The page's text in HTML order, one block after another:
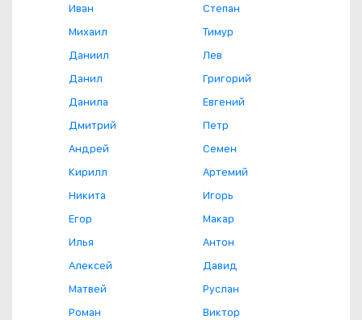
Иван
Михаил
Даниил
Данил
Данила
Дмитрий
Андрей
Кирилл
Никита
Егор
Илья
Алексей
Матвей
Роман
Степан
Тимур
Лев
Григорий
Евгений
Петр
Семен
Артемий
Игорь
Макар
Антон
Давид
Руслан
Виктор